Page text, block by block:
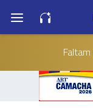
Faltam